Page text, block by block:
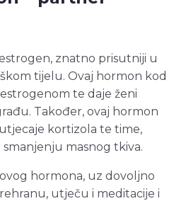
znatno prisutniji u
tijelu. Ovaj hormon kod
te daje ženi
Također, ovaj hormon
kortizola te time,
masnog tkiva.
hormona, uz dovoljno
utječu i meditacije i